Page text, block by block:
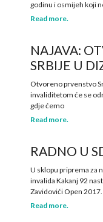
godinu i osmijeh koji
Read more.
NAJAVA:
SRBIJE U
Otvoreno prvenstvo
invaliditetom će se
gdje ćemo
Read more.
RADNO U
U sklopu priprema za
invalida Kakanj 92
Zavidovići Open
Read more.